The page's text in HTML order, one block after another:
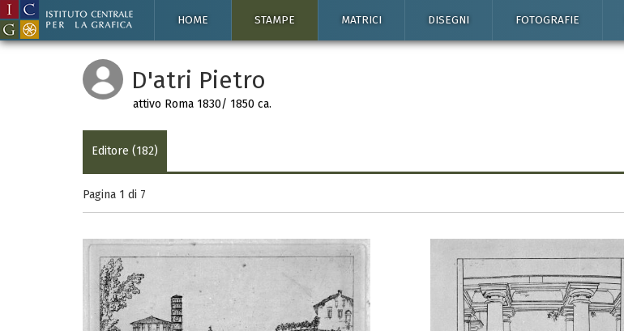
HOME STAMPE MATRICI DISEGNI FOTOGRAFIE
D'atri Pietro
attivo Roma 1830/ 1850 ca.
Editore (182)
Pagina 1 di 7